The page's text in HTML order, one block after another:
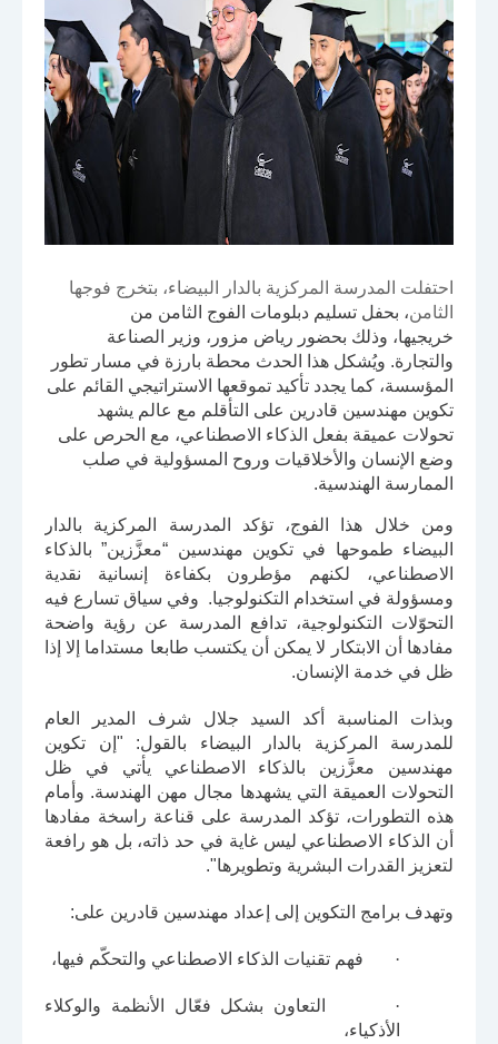
احتفلت المدرسة المركزية بالدار البيضاء، بتخرج فوجها
الثامن، بحفل تسليم دبلومات الفوج الثامن من
خريجيها، وذلك بحضور رياض مزور، وزير الصناعة
والتجارة. ويُشكل هذا الحدث محطة بارزة في مسار تطور
المؤسسة، كما يجدد تأكيد تموقعها الاستراتيجي القائم على
تكوين مهندسين قادرين على التأقلم مع عالم يشهد
تحولات عميقة بفعل الذكاء الاصطناعي، مع الحرص على
وضع الإنسان والأخلاقيات وروح المسؤولية في صلب
الممارسة الهندسية.
ومن خلال هذا الفوج، تؤكد المدرسة المركزية بالدار
البيضاء طموحها في تكوين مهندسين “معزَّزين” بالذكاء
الاصطناعي، لكنهم مؤطرون بكفاءة إنسانية نقدية
ومسؤولة في استخدام التكنولوجيا. وفي سياق تسارع فيه
التحوّلات التكنولوجية، تدافع المدرسة عن رؤية واضحة
مفادها أن الابتكار لا يمكن أن يكتسب طابعا مستداما إلا إذا
ظل في خدمة الإنسان.
وبذات المناسبة أكد السيد جلال شرف
المدير العام
للمدرسة المركزية بالدار البيضاء بالقول: "إن تكوين
مهندسين معزَّزين بالذكاء الاصطناعي يأتي في ظل
التحولات العميقة التي يشهدها مجال مهن الهندسة. وأمام
هذه التطورات، تؤكد المدرسة على قناعة راسخة مفادها
أن الذكاء الاصطناعي ليس غاية في حد ذاته، بل هو رافعة
لتعزيز القدرات البشرية وتطويرها".
وتهدف برامج التكوين إلى إعداد مهندسين قادرين على:
· فهم تقنيات الذكاء الاصطناعي والتحكّم فيها،
·
التعاون بشكل فعّال الأنظمة والوكلاء
الأذكياء،